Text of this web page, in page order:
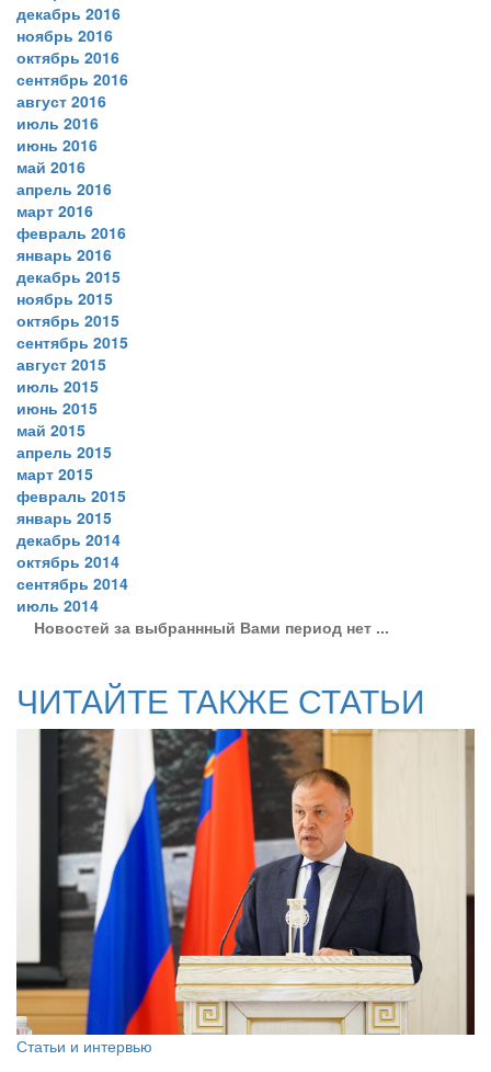
декабрь 2016
ноябрь 2016
октябрь 2016
сентябрь 2016
август 2016
июль 2016
июнь 2016
май 2016
апрель 2016
март 2016
февраль 2016
январь 2016
декабрь 2015
ноябрь 2015
октябрь 2015
сентябрь 2015
август 2015
июль 2015
июнь 2015
май 2015
апрель 2015
март 2015
февраль 2015
январь 2015
декабрь 2014
октябрь 2014
сентябрь 2014
июль 2014
Новостей за выбраннный Вами период нет ...
ЧИТАЙТЕ ТАКЖЕ СТАТЬИ
Статьи и интервью